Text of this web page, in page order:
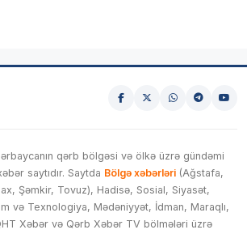
qərb bölgəsi və ölkə üzrə gündəmi
saytıdır. Saytda Bölgə xəbərləri (Ağstafa,
Şəmkir, Tovuz), Hadisə, Sosial, Siyasət,
və Texnologiya, Mədəniyyət, İdman, Maraqlı,
Xəbər və Qərb Xəbər TV bölmələri üzrə